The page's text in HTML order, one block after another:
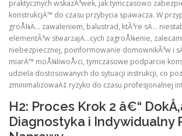
praktycznych wskazÃ³wek, jak tymczasowo
konstrukcjÄ™ do czasu przybycia spawacza. W
groÅ¼Ä… zawaleniem, balustrad, ktÃ³re sÄ…
elementÃ³w stwarzajÄ…cych zagroÅ¼enie,
niebezpiecznej, poinformowanie domownikÃ³w i
miarÄ™ moÅ¼liwoÅ›ci, tymczasowe podparcie
udziela dostosowanych do sytuacji instrukcji, co
zminimalizowaÄ‡ ryzyko do czasu profesjonalnej
H2: Proces Krok 2 â€“
Diagnostyka i Indywidualny